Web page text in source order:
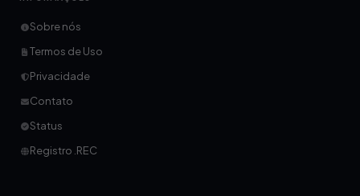
Sobre nós
Termos de Uso
Privacidade
Contato
Status
Registro .REC